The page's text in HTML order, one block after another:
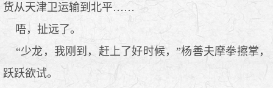
货从天津卫运输到北平……
唔，扯远了。
“少龙，我刚到，赶上了好时候，”杨善夫摩拳擦掌，
跃跃欲试。